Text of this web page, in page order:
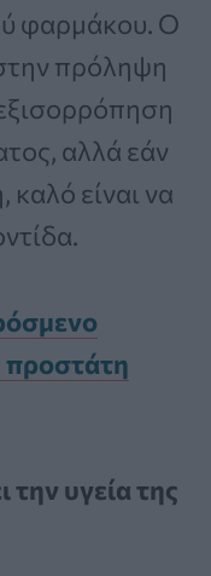
φαρμάκου. Ο
πρόληψη
αλλά εάν
καλό είναι να
προστάτη
την υγεία της